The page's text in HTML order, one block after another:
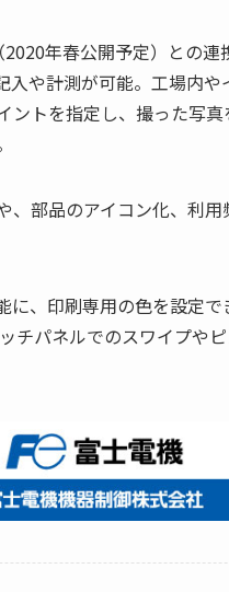
年春公開予定）との
や計測が可能。工場内
トを指定し、撮った写真
部品のアイコン化、利
、印刷専用の色を設定
パネルでのスワイプや